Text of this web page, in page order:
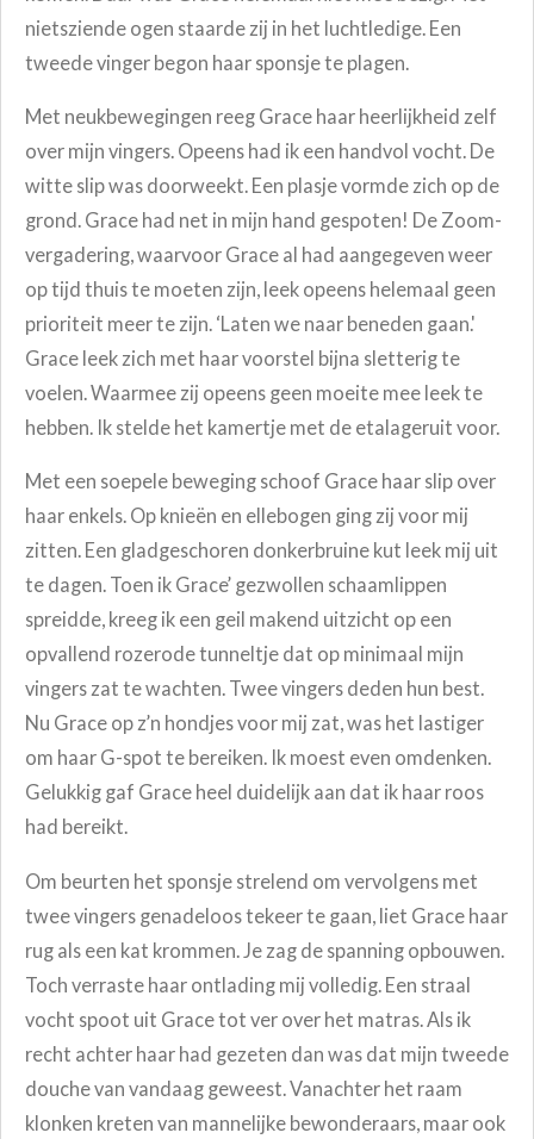
nietsziende ogen staarde zij in het luchtledige. Een
tweede vinger begon haar sponsje te plagen.
Met neukbewegingen reeg Grace haar heerlijkheid zelf
over mijn vingers. Opeens had ik een handvol vocht. De
witte slip was doorweekt. Een plasje vormde zich op de
grond. Grace had net in mijn hand gespoten! De Zoom-
vergadering, waarvoor Grace al had aangegeven weer
op tijd thuis te moeten zijn, leek opeens helemaal geen
prioriteit meer te zijn. ‘Laten we naar beneden gaan.'
Grace leek zich met haar voorstel bijna sletterig te
voelen. Waarmee zij opeens geen moeite mee leek te
hebben. Ik stelde het kamertje met de etalageruit voor.
Met een soepele beweging schoof Grace haar slip over
haar enkels. Op knieën en ellebogen ging zij voor mij
zitten. Een gladgeschoren donkerbruine kut leek mij uit
te dagen. Toen ik Grace’ gezwollen schaamlippen
spreidde, kreeg ik een geil makend uitzicht op een
opvallend rozerode tunneltje dat op minimaal mijn
vingers zat te wachten. Twee vingers deden hun best.
Nu Grace op z’n hondjes voor mij zat, was het lastiger
om haar G-spot te bereiken. Ik moest even omdenken.
Gelukkig gaf Grace heel duidelijk aan dat ik haar roos
had bereikt.
Om beurten het sponsje strelend om vervolgens met
twee vingers genadeloos tekeer te gaan, liet Grace haar
rug als een kat krommen. Je zag de spanning opbouwen.
Toch verraste haar ontlading mij volledig. Een straal
vocht spoot uit Grace tot ver over het matras. Als ik
recht achter haar had gezeten dan was dat mijn tweede
douche van vandaag geweest. Vanachter het raam
klonken kreten van mannelijke bewonderaars, maar ook